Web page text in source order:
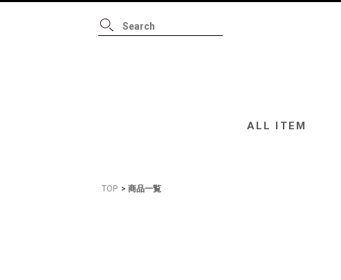
ALL ITEM
ALL ITEM
TOP 商品一覧